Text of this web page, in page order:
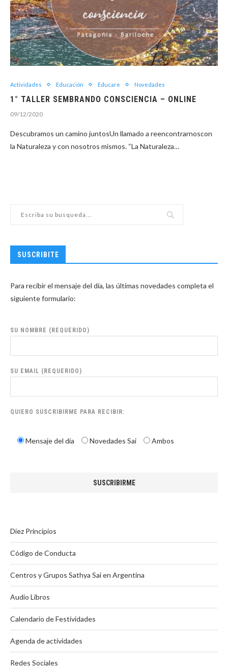
Actividades Educación Educare Novedades
1° TALLER SEMBRANDO CONSCIENCIA – ONLINE
09/12/2020
Descubramos un camino juntosUn llamado a reencontrarnoscon
la Naturaleza y con nosotros mismos. “La Naturaleza…
SUSCRIBITE
Para recibir el mensaje del día, las últimas novedades completa el
siguiente formulario:
SU NOMBRE (REQUERIDO)
SU EMAIL (REQUERIDO)
QUIERO SUSCRIBIRME PARA RECIBIR:
Mensaje del día Novedades Sai Ambos
Diez Principios
Código de Conducta
Centros y Grupos Sathya Sai en Argentina
Audio Libros
Calendario de Festividades
Agenda de actividades
Redes Sociales